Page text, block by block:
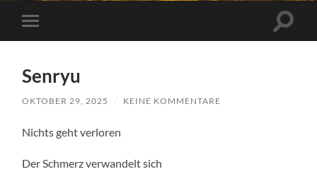
Mobile-
Menü
Senryu
OKTOBER 29, 2025 / KEINE KOMMENTARE
Nichts geht verloren
Der Schmerz verwandelt sich